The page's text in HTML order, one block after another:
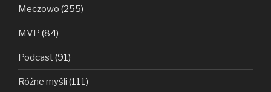
Meczowo (255)
MVP (84)
Podcast(91)
Różne myśli (111)